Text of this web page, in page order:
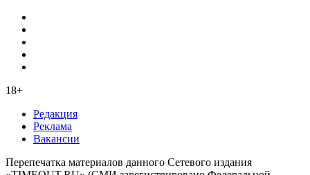
18+
Редакция
Реклама
Вакансии
Перепечатка материалов данного Сетевого издания